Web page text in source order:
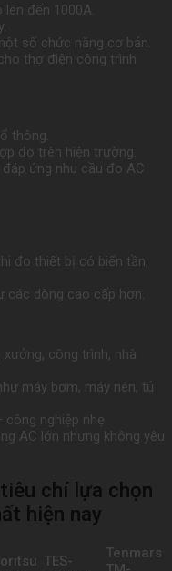
đến 1000A.
số chức năng cơ bản.
thợ điện công trình
thông.
đo trên hiện trường.
ứng nhu cầu đo AC
đo thiết bị có biến tần,
các dòng cao cấp hơn.
công trình, nhà
máy bơm, máy nén, tủ
nghiệp nhẹ.
AC lớn nhưng không yêu
chí lựa chọn
hiện nay
TES-
Tenmars